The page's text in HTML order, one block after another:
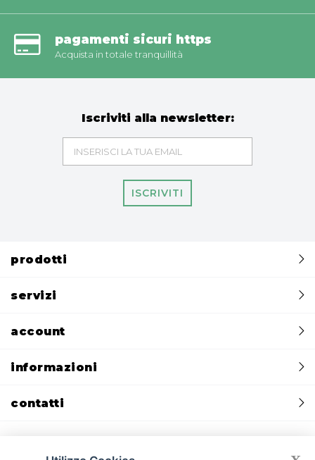
pagamenti sicuri https
Acquista in totale tranquillità
Iscriviti alla newsletter:
ISCRIVITI
prodotti
servizi
account
informazioni
contatti